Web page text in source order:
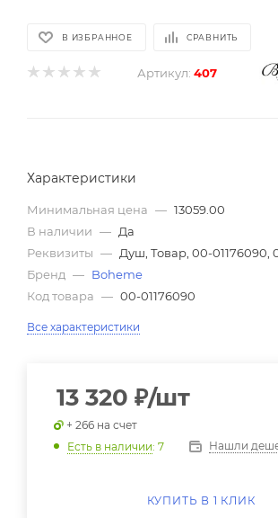
В ИЗБРАННОЕ СРАВНИТЬ
Артикул: 407
Характеристики
Минимальная цена — 13059.00
В наличии — Да
Реквизиты — Душ, Товар, 00-01176090,
Бренд — Boheme
Код товара — 00-01176090
Все характеристики
13 320 ₽/шт
+ 266 на счет
Есть в наличии: 7 Нашли
КУПИТЬ В 1 КЛИК